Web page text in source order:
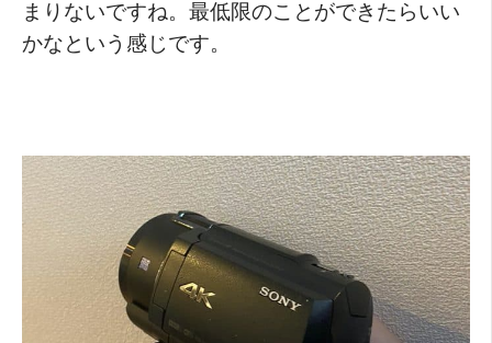
まりないですね。最低限のことができたらいい
かなという感じです。